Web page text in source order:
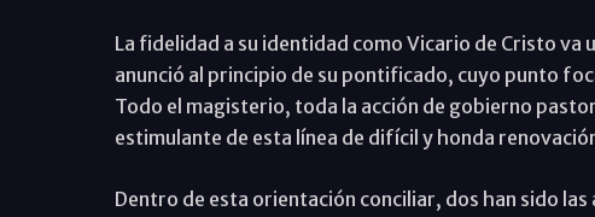
La fidelidad a su identidad como Vicario de Cristo va
anunció al principio de su pontificado, cuyo punto
Todo el magisterio, toda la acción de gobierno
estimulante de esta línea de difícil y honda
Dentro de esta orientación conciliar, dos han sido